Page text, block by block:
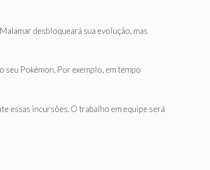
desbloqueará sua evolução, mas
seu Pokémon. Por exemplo, em tempo
essas incursões. O trabalho em equipe será